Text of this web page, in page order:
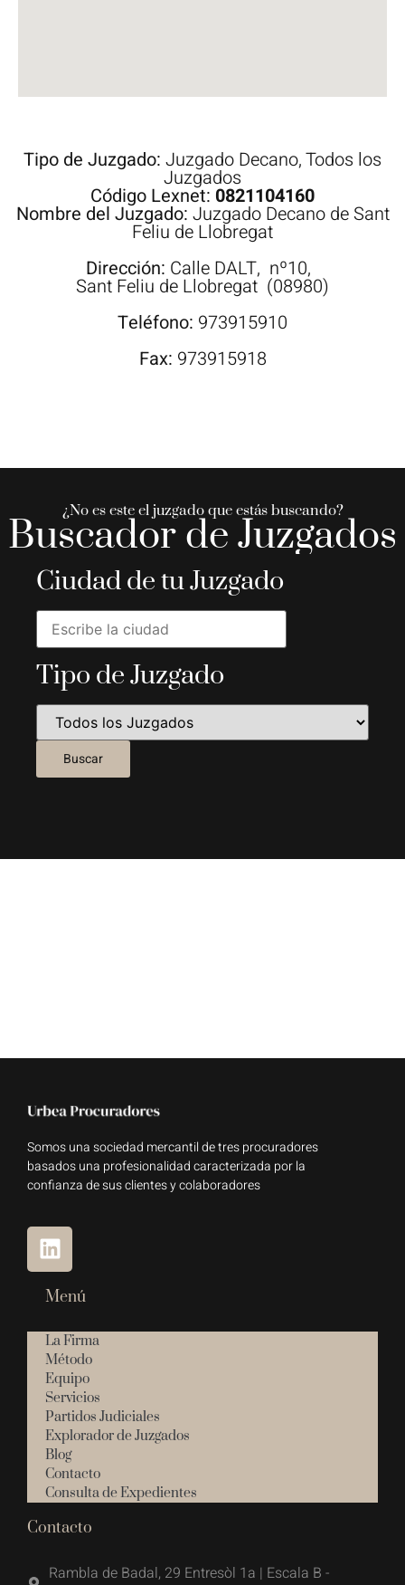
Tipo de Juzgado: Juzgado Decano,Todos los
Juzgados
Código Lexnet: 0821104160
Nombre del Juzgado: Juzgado Decano de Sant
Feliu de Llobregat
Dirección: Calle DALT, nº10,
Sant Feliu de Llobregat (08980)
Teléfono: 973915910
Fax: 973915918
¿No es este el juzgado que estás buscando?
Buscador de Juzgados
Ciudad de tu Juzgado
Tipo de Juzgado
Somos una sociedad mercantil de tres procuradores
basados una profesionalidad caracterizada por la
confianza de sus clientes y colaboradores
Menú
La Firma
Método
Equipo
Servicios
Partidos Judiciales
Explorador de Juzgados
Blog
Contacto
Consulta de Expedientes
Contacto
Rambla de Badal, 29 Entresòl 1a | Escala B -